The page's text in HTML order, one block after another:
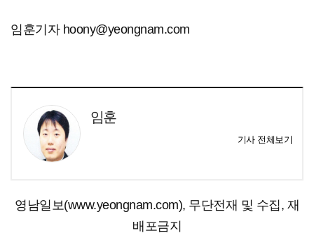
임훈기자 hoony@yeongnam.com
임훈
기사 전체보기
영남일보(www.yeongnam.com), 무단전재 및 수집, 재
배포금지